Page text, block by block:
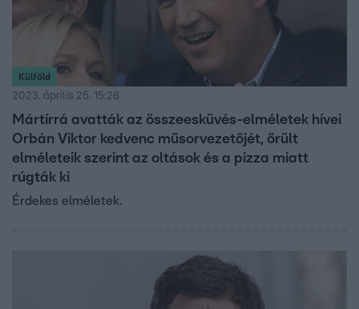
Külföld
2023. április 25. 15:26
Mártírrá avatták az összeesküvés-elméletek hívei
Orbán Viktor kedvenc műsorvezetőjét, őrült
elméleteik szerint az oltások és a pizza miatt
rúgták ki
Érdekes elméletek.